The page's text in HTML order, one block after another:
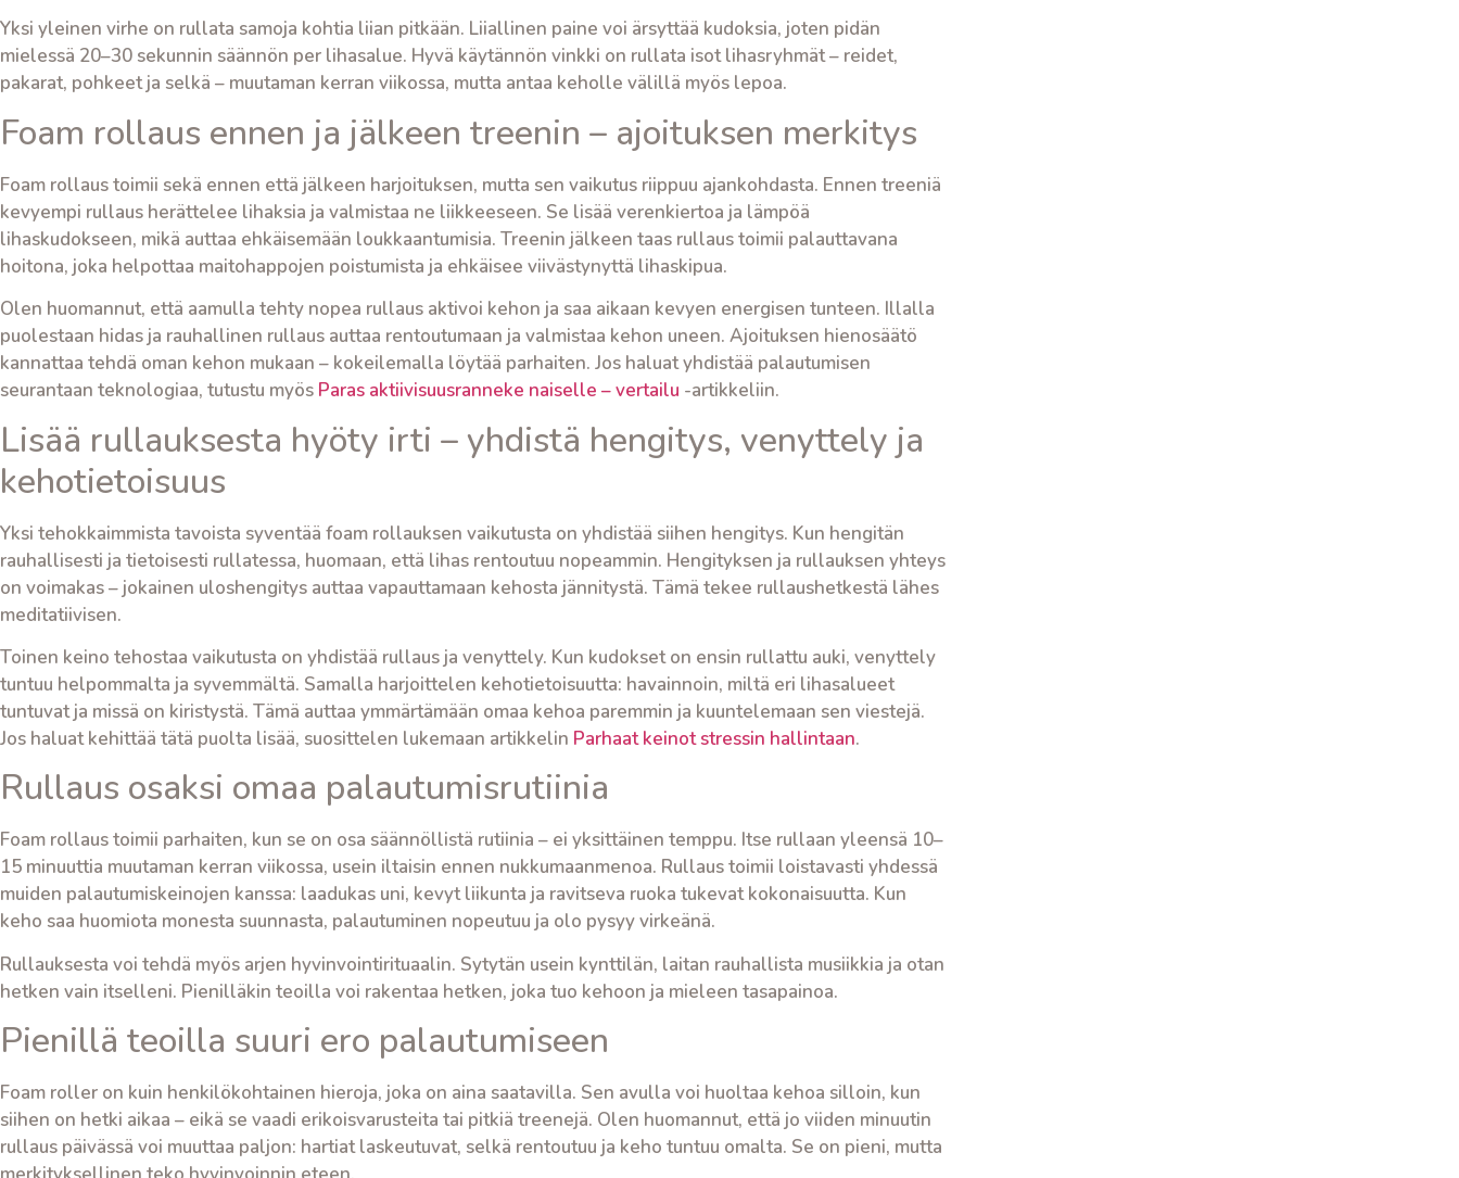
Yksi yleinen virhe on rullata samoja kohtia liian pitkään. Liiallinen paine voi ärsyttää kudoksia, joten pidän
mielessä 20–30 sekunnin säännön per lihasalue. Hyvä käytännön vinkki on rullata isot lihasryhmät – reidet,
pakarat, pohkeet ja selkä – muutaman kerran viikossa, mutta antaa keholle välillä myös lepoa.
Foam rollaus ennen ja jälkeen treenin – ajoituksen merkitys
Foam rollaus toimii sekä ennen että jälkeen harjoituksen, mutta sen vaikutus riippuu ajankohdasta. Ennen treeniä
kevyempi rullaus herättelee lihaksia ja valmistaa ne liikkeeseen. Se lisää verenkiertoa ja lämpöä
lihaskudokseen, mikä auttaa ehkäisemään loukkaantumisia. Treenin jälkeen taas rullaus toimii palauttavana
hoitona, joka helpottaa maitohappojen poistumista ja ehkäisee viivästynyttä lihaskipua.
Olen huomannut, että aamulla tehty nopea rullaus aktivoi kehon ja saa aikaan kevyen energisen tunteen. Illalla
puolestaan hidas ja rauhallinen rullaus auttaa rentoutumaan ja valmistaa kehon uneen. Ajoituksen hienosäätö
kannattaa tehdä oman kehon mukaan – kokeilemalla löytää parhaiten. Jos haluat yhdistää palautumisen
seurantaan teknologiaa, tutustu myös Paras aktiivisuusranneke naiselle – vertailu -artikkeliin.
Lisää rullauksesta hyöty irti – yhdistä hengitys, venyttely ja
kehotietoisuus
Yksi tehokkaimmista tavoista syventää foam rollauksen vaikutusta on yhdistää siihen hengitys. Kun hengitän
rauhallisesti ja tietoisesti rullatessa, huomaan, että lihas rentoutuu nopeammin. Hengityksen ja rullauksen yhteys
on voimakas – jokainen uloshengitys auttaa vapauttamaan kehosta jännitystä. Tämä tekee rullaushetkestä lähes
meditatiivisen.
Toinen keino tehostaa vaikutusta on yhdistää rullaus ja venyttely. Kun kudokset on ensin rullattu auki, venyttely
tuntuu helpommalta ja syvemmältä. Samalla harjoittelen kehotietoisuutta: havainnoin, miltä eri lihasalueet
tuntuvat ja missä on kiristystä. Tämä auttaa ymmärtämään omaa kehoa paremmin ja kuuntelemaan sen viestejä.
Jos haluat kehittää tätä puolta lisää, suosittelen lukemaan artikkelin Parhaat keinot stressin hallintaan.
Rullaus osaksi omaa palautumisrutiinia
Foam rollaus toimii parhaiten, kun se on osa säännöllistä rutiinia – ei yksittäinen temppu. Itse rullaan yleensä 10–
15 minuuttia muutaman kerran viikossa, usein iltaisin ennen nukkumaanmenoa. Rullaus toimii loistavasti yhdessä
muiden palautumiskeinojen kanssa: laadukas uni, kevyt liikunta ja ravitseva ruoka tukevat kokonaisuutta. Kun
keho saa huomiota monesta suunnasta, palautuminen nopeutuu ja olo pysyy virkeänä.
Rullauksesta voi tehdä myös arjen hyvinvointirituaalin. Sytytän usein kynttilän, laitan rauhallista musiikkia ja otan
hetken vain itselleni. Pienilläkin teoilla voi rakentaa hetken, joka tuo kehoon ja mieleen tasapainoa.
Pienillä teoilla suuri ero palautumiseen
Foam roller on kuin henkilökohtainen hieroja, joka on aina saatavilla. Sen avulla voi huoltaa kehoa silloin, kun
siihen on hetki aikaa – eikä se vaadi erikoisvarusteita tai pitkiä treenejä. Olen huomannut, että jo viiden minuutin
rullaus päivässä voi muuttaa paljon: hartiat laskeutuvat, selkä rentoutuu ja keho tuntuu omalta. Se on pieni, mutta